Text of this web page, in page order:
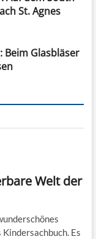
St. Agnes
Beim Glasbläser
Welt der
Es